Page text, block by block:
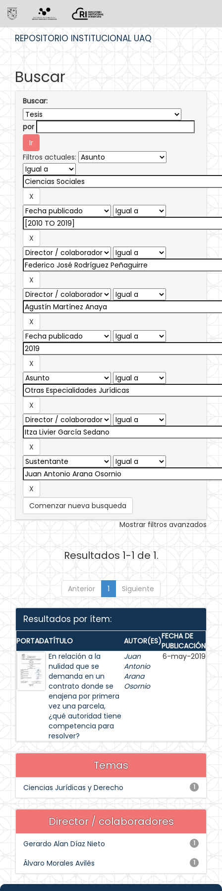
REPOSITORIO INSTITUCIONAL UAQ
Buscar
Buscar:
por
Filtros actuales:
Comenzar nueva busqueda
Mostrar filtros avanzados
Resultados 1-1 de 1.
Anterior 1 Siguiente
Resultados por ítem:
PORTADATÍTULO AUTOR(ES)FECHA DE
PUBLICACIÓN
En relación a la
nulidad que se
demanda en un
contrato donde se
enajena por primera
vez una parcela,
¿qué autoridad tiene
competencia para
resolver?
Juan
Antonio
Arana
Osornio
6-may-2019
Temas
1
Ciencias Jurídicas y Derecho
Director / colaboradores
1
Gerardo Alan Díaz Nieto
1
Álvaro Morales Avilés